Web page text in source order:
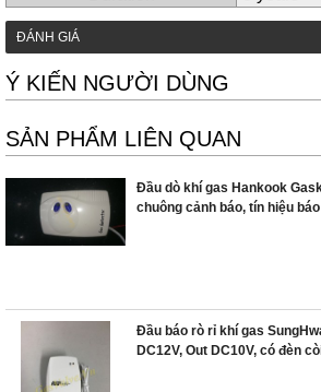
ĐÁNH GIÁ
Ý KIẾN NGƯỜI DÙNG
SẢN PHẨM LIÊN QUAN
Đầu dò khí gas Hankook
chuông cảnh báo, tín hiệu
Đầu báo rò rỉ khí gas
DC12V, Out DC10V, có đèn